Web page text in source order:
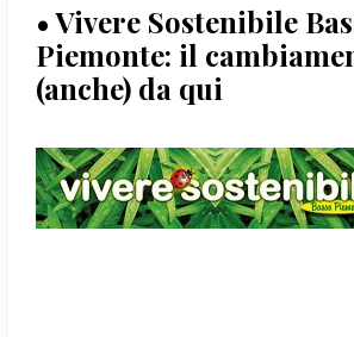
• Vivere Sostenibile
Piemonte: il
(anche) da qui